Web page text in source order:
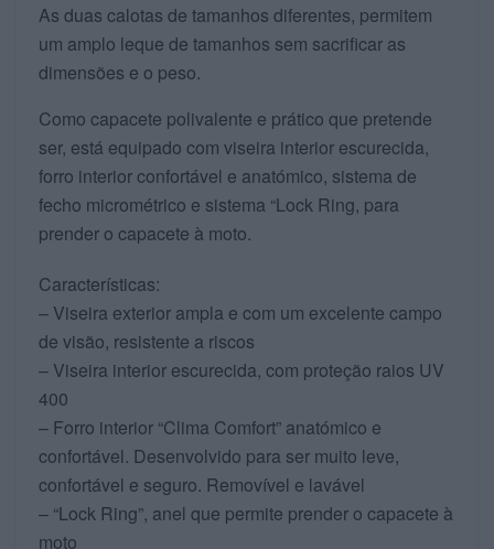
As duas calotas de tamanhos diferentes, permitem
um amplo leque de tamanhos sem sacrificar as
dimensões e o peso.
Como capacete polivalente e prático que pretende
ser, está equipado com viseira interior escurecida,
forro interior confortável e anatómico, sistema de
fecho micrométrico e sistema “Lock Ring, para
prender o capacete à moto.
Características:
– Viseira exterior ampla e com um excelente campo
de visão, resistente a riscos
– Viseira interior escurecida, com proteção raios UV
400
– Forro interior “Clima Comfort” anatómico e
confortável. Desenvolvido para ser muito leve,
confortável e seguro. Removível e lavável
– “Lock Ring”, anel que permite prender o capacete à
moto